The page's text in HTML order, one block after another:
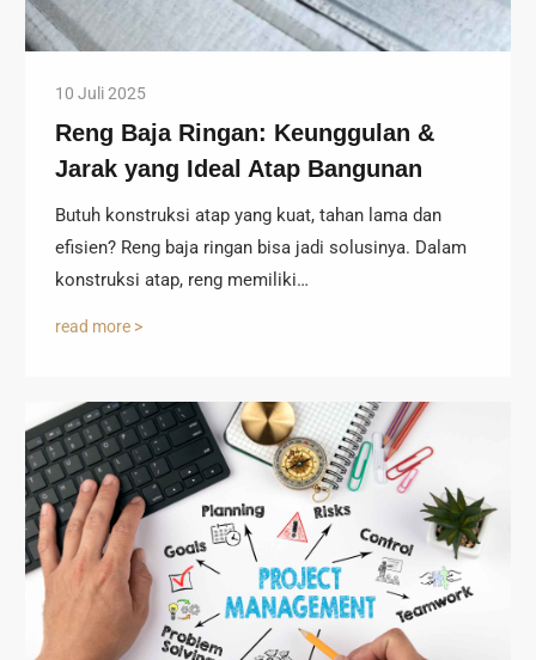
10 Juli 2025
Reng Baja Ringan: Keunggulan &
Jarak yang Ideal Atap Bangunan
Butuh konstruksi atap yang kuat, tahan lama dan
efisien? Reng baja ringan bisa jadi solusinya. Dalam
konstruksi atap, reng memiliki…
read more >